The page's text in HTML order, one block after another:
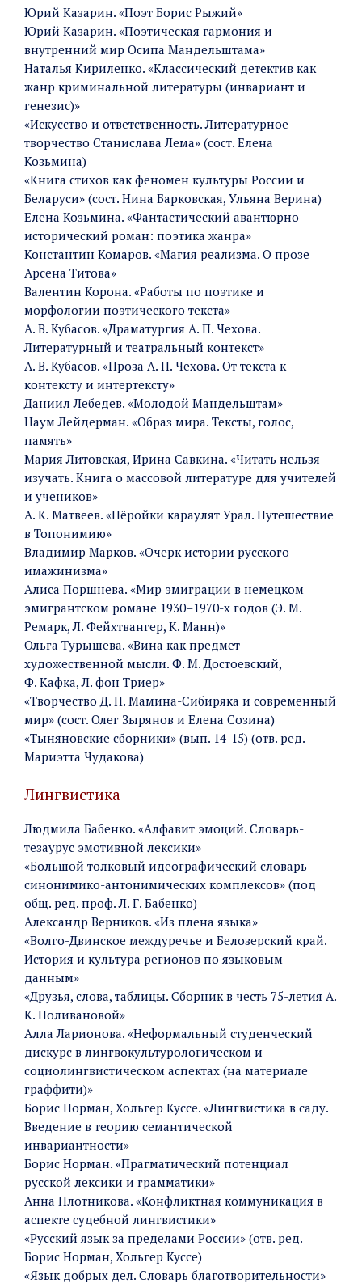
Юрий Казарин. «Поэт Борис Рыжий»
Юрий Казарин. «Поэтическая гармония и
внутренний мир Осипа Мандельштама»
Наталья Кириленко. «Классический детектив как
жанр криминальной литературы (инвариант и
генезис)»
«Искусство и ответственность. Литературное
творчество Станислава Лема» (сост. Елена
Козьмина)
«Книга стихов как феномен культуры России и
Беларуси» (сост. Нина Барковская, Ульяна Верина)
Елена Козьмина. «Фантастический авантюрно-
исторический роман: поэтика жанра»
Константин Комаров. «Магия реализма. О прозе
Арсена Титова»
Валентин Корона. «Работы по поэтике и
морфологии поэтического текста»
А. В. Кубасов. «Драматургия А. П. Чехова.
Литературный и театральный контекст»
А. В. Кубасов. «Проза А. П. Чехова. От текста к
контексту и интертексту»
Даниил Лебедев. «Молодой Мандельштам»
Наум Лейдерман. «Образ мира. Тексты, голос,
память»
Мария Литовская, Ирина Савкина. «Читать нельзя
изучать. Книга о массовой литературе для учителей
и учеников»
А. К. Матвеев. «Нёройки караулят Урал. Путешествие
в Топонимию»
Владимир Марков. «Очерк истории русского
имажинизма»
Алиса Поршнева. «Мир эмиграции в немецком
эмигрантском романе 1930–1970-х годов (Э. М.
Ремарк, Л. Фейхтвангер, К. Манн)»
Ольга Турышева. «Вина как предмет
художественной мысли. Ф. М. Достоевский,
Ф. Кафка, Л. фон Триер»
«Творчество Д. Н. Мамина-Сибиряка и современный
мир» (сост. Олег Зырянов и Елена Созина)
«Тыняновские сборники» (вып. 14-15) (отв. ред.
Мариэтта Чудакова)
Лингвистика
Людмила Бабенко. «Алфавит эмоций. Словарь-
тезаурус эмотивной лексики»
«Большой толковый идеографический словарь
синонимико-антонимических комплексов» (под
общ. ред. проф. Л. Г. Бабенко)
Александр Верников. «Из плена языка»
«Волго-Двинское междуречье и Белозерский край.
История и культура регионов по языковым
данным»
«Друзья, слова, таблицы. Сборник в честь 75-летия А.
К. Поливановой»
Алла Ларионова. «Неформальный студенческий
дискурс в лингвокультурологическом и
социолингвистическом аспектах (на материале
граффити)»
Борис Норман, Хольгер Куссе. «Лингвистика в саду.
Введение в теорию семантической
инвариантности»
Борис Норман. «Прагматический потенциал
русской лексики и грамматики»
Анна Плотникова. «Конфликтная коммуникация в
аспекте судебной лингвистики»
«Русский язык за пределами России» (отв. ред.
Борис Норман, Хольгер Куссе)
«Язык добрых дел. Словарь благотворительности»